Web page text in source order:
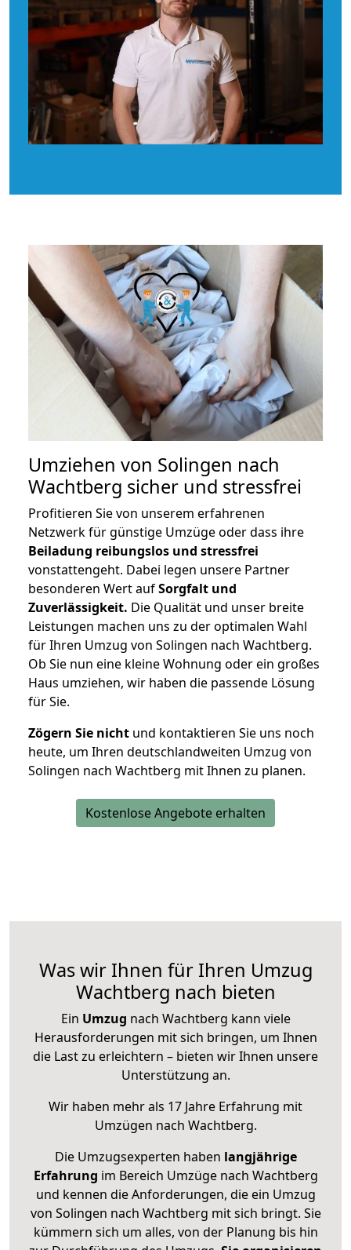
Umziehen von Solingen nach
Wachtberg sicher und stressfrei
Profitieren Sie von unserem erfahrenen
Netzwerk für günstige Umzüge oder dass ihre
Beiladung reibungslos und stressfrei
vonstattengeht. Dabei legen unsere Partner
besonderen Wert aufSorgfalt und
Zuverlässigkeit. Die Qualität und unser breite
Leistungen machen uns zu der optimalen Wahl
für Ihren Umzug von Solingen nach Wachtberg.
Ob Sie nun eine kleine Wohnung oder ein großes
Haus umziehen, wir haben die passende Lösung
für Sie.
Zögern Sie nicht und kontaktieren Sie uns noch
heute, um Ihren deutschlandweiten Umzug von
Solingen nach Wachtberg mit Ihnen zu planen.
Kostenlose Angebote erhalten
Was wir Ihnen für Ihren Umzug
Wachtberg nach bieten
Ein Umzug nach Wachtberg kann viele
Herausforderungen mit sich bringen, um Ihnen
die Last zu erleichtern – bieten wir Ihnen unsere
Unterstützung an.
Wir haben mehr als 17 Jahre Erfahrung mit
Umzügen nach Wachtberg.
Die Umzugsexperten haben langjährige
Erfahrung im Bereich Umzüge nach Wachtberg
und kennen die Anforderungen, die ein Umzug
von Solingen nach Wachtberg mit sich bringt. Sie
kümmern sich um alles, von der Planung bis hin